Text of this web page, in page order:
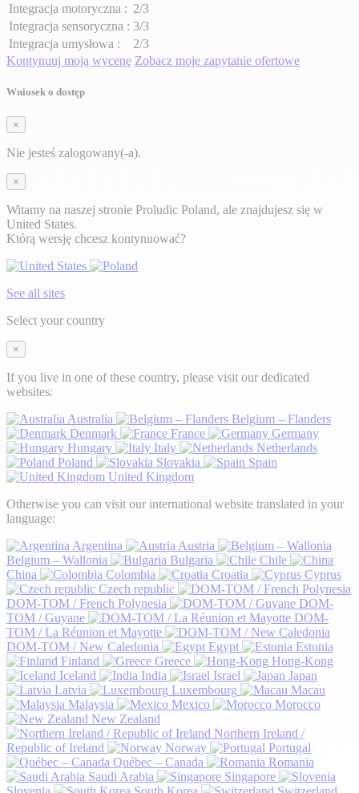
Integracja motoryczna : 2/3
Integracja sensoryczna : 3/3
Integracja umysłowa :
2/3
Kontynuuj moją wycenę Zobacz moje zapytanie ofertowe
Wniosek o dostęp
×
Nie jesteś zalogowany(-a).
×
Witamy na naszej stronie Proludic Poland, ale znajdujesz się w
United States.
Którą wersję chcesz kontynuować?
See all sites
Select your country
×
If you live in one of these country, please visit our dedicated
websites:
Australia
Belgium – Flanders
Denmark
France
Germany
Hungary
Italy
Netherlands
Poland
Slovakia
Spain
United Kingdom
Otherwise you can visit our international website translated in your
language:
Argentina
Austria
Belgium – Wallonia
Bulgaria
Chile
China
Colombia Croatia
Cyprus
Czech republic
DOM-TOM / French Polynesia
DOM-
TOM / Guyane
DOM-
TOM / La Réunion et Mayotte
DOM-TOM / New Caledonia
Egypt
Estonia
Finland
Greece
Hong-Kong
Iceland
India Israel
Japan
Latvia
Luxembourg
Macau
Malaysia
Mexico
Morocco
New Zealand
Northern Ireland /
Republic of Ireland
Norway
Portugal
Québec – Canada
Romania
Saudi Arabia
Singapore